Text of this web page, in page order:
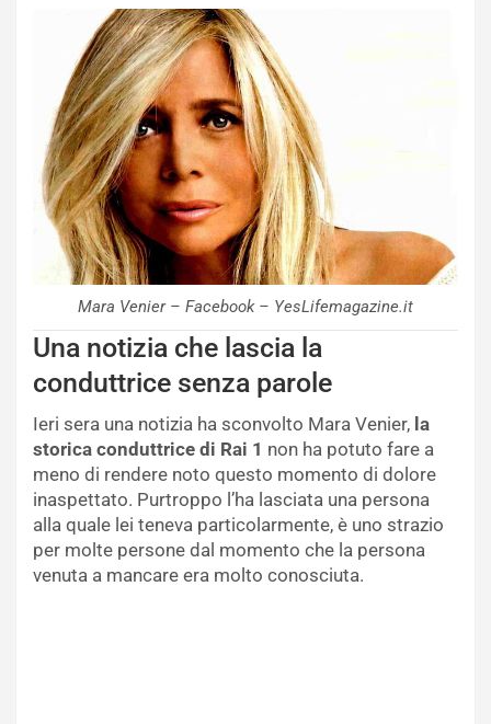
Mara Venier – Facebook – YesLifemagazine.it
Una notizia che lascia la
conduttrice senza parole
Ieri sera una notizia ha sconvolto Mara Venier, la
storica conduttrice di Rai 1 non ha potuto fare a
meno di rendere noto questo momento di dolore
inaspettato. Purtroppo l’ha lasciata una persona
alla quale lei teneva particolarmente, è uno strazio
per molte persone dal momento che la persona
venuta a mancare era molto conosciuta.